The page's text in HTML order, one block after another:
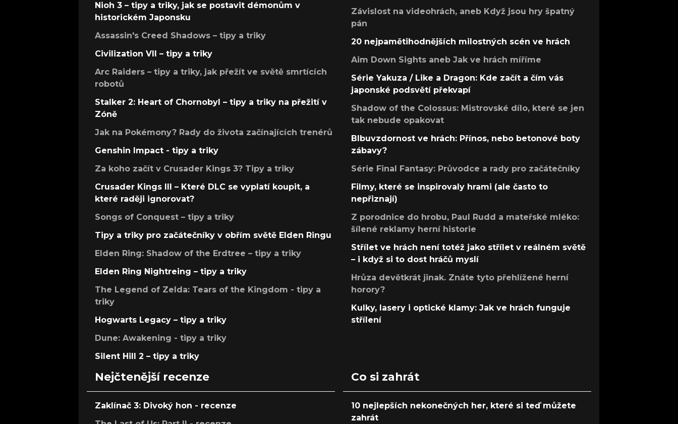
Nioh 3 – tipy a triky, jak se postavit démonům v
historickém Japonsku
Assassin's Creed Shadows – tipy a triky
Civilization VII – tipy a triky
Arc Raiders – tipy a triky, jak přežít ve světě smrtících
robotů
Stalker 2: Heart of Chornobyl – tipy a triky na přežití v
Zóně
Jak na Pokémony? Rady do života začínajících trenérů
Genshin Impact - tipy a triky
Za koho začít v Crusader Kings 3? Tipy a triky
Crusader Kings III – Které DLC se vyplatí koupit, a
které raději ignorovat?
Songs of Conquest – tipy a triky
Tipy a triky pro začátečníky v obřím světě Elden Ringu
Elden Ring: Shadow of the Erdtree – tipy a triky
Elden Ring Nightreing – tipy a triky
The Legend of Zelda: Tears of the Kingdom - tipy a
triky
Hogwarts Legacy – tipy a triky
Dune: Awakening - tipy a triky
Silent Hill 2 – tipy a triky
Závislost na videohrách, aneb Když jsou hry špatný
pán
20 nejpamětihodnějších milostných scén ve hrách
Aim Down Sights aneb Jak ve hrách míříme
Série Yakuza / Like a Dragon: Kde začít a čím vás
japonské podsvětí překvapí
Shadow of the Colossus: Mistrovské dílo, které se jen
tak nebude opakovat
Blbuvzdornost ve hrách: Přínos, nebo betonové boty
zábavy?
Série Final Fantasy: Průvodce a rady pro začátečníky
Filmy, které se inspirovaly hrami (ale často to
nepřiznají)
Z porodnice do hrobu, Paul Rudd a mateřské mléko:
šílené reklamy herní historie
Střílet ve hrách není totéž jako střílet v reálném světě
– i když si to dost hráčů myslí
Hrůza devětkrát jinak. Znáte tyto přehlížené herní
horory?
Kulky, lasery i optické klamy: Jak ve hrách funguje
střílení
Nejčtenější recenze
Zaklínač 3: Divoký hon - recenze
Co si zahrát
10 nejlepších nekonečných her, které si teď můžete
zahrát